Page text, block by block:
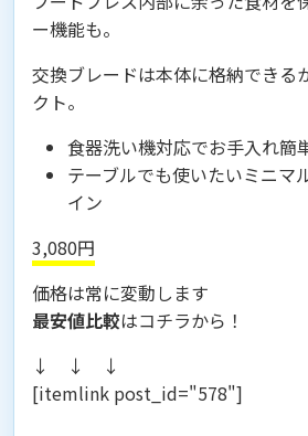
ー機能も。
交換ブレードは本体に格納できる
クト。
食器洗い機対応でお手入れ簡
テーブルでも使いたいミニマ
イン
3,080円
価格は常に変動します
最安値比較はコチラから！
↓ ↓ ↓
[itemlink post_id="578"]